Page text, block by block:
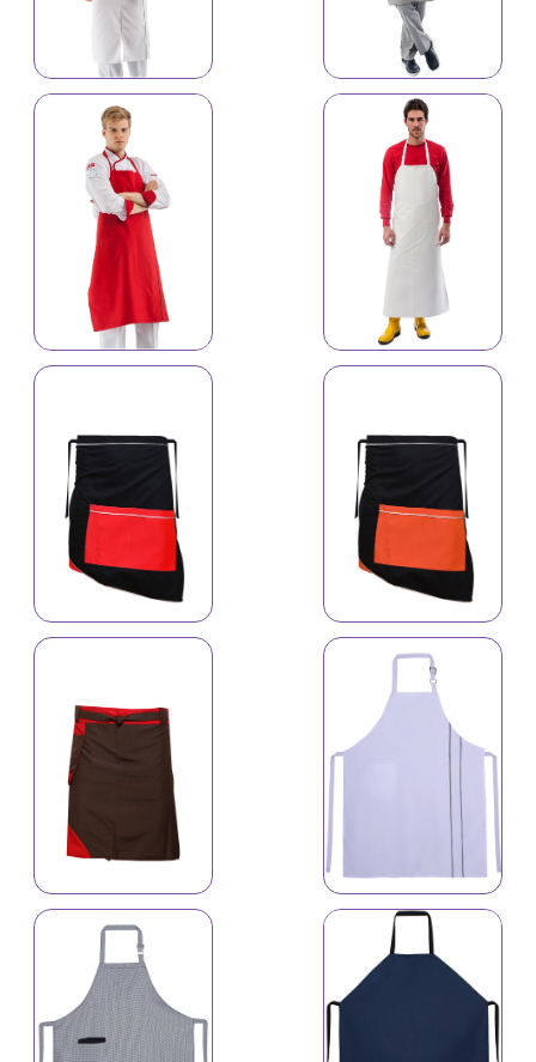
İş önlüyü 4183
İş önlüyü 4181
İş önlüyü 4649
İş önlüyü 6111